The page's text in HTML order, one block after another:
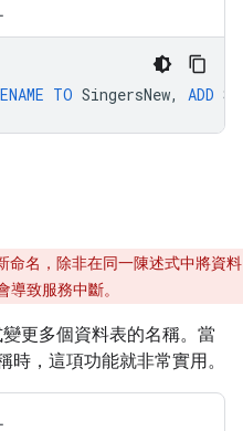
TO SingersNew, ADD
命名，除非在同一陳述式中將資料
致服務中斷。
更多個資料表的名稱。當
，這項功能就非常實用。